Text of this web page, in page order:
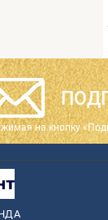
на кнопку